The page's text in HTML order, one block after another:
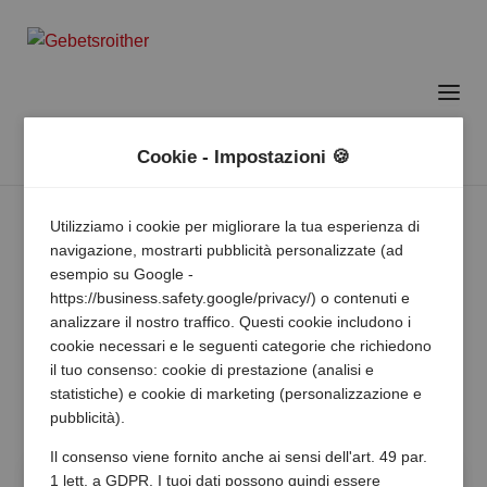
Cookie - Impostazioni 🍪
Utilizziamo i cookie per migliorare la tua esperienza di
navigazione, mostrarti pubblicità personalizzate (ad
esempio su Google -
https://business.safety.google/privacy/) o contenuti e
analizzare il nostro traffico. Questi cookie includono i
cookie necessari e le seguenti categorie che richiedono
il tuo consenso: cookie di prestazione (analisi e
statistiche) e cookie di marketing (personalizzazione e
pubblicità).
Il consenso viene fornito anche ai sensi dell'art. 49 par.
1 lett. a GDPR. I tuoi dati possono quindi essere